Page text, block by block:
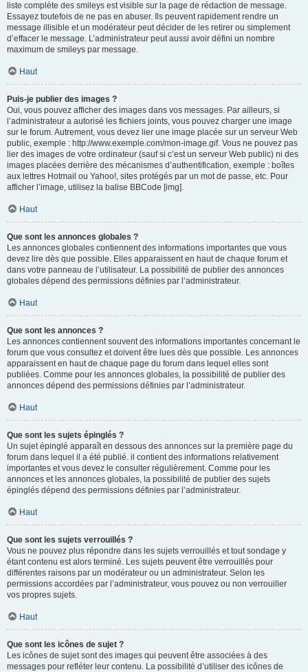
liste complète des smileys est visible sur la page de rédaction de message.
Essayez toutefois de ne pas en abuser. Ils peuvent rapidement rendre un
message illisible et un modérateur peut décider de les retirer ou simplement
d’effacer le message. L’administrateur peut aussi avoir défini un nombre
maximum de smileys par message.
Haut
Puis-je publier des images ?
Oui, vous pouvez afficher des images dans vos messages. Par ailleurs, si
l’administrateur a autorisé les fichiers joints, vous pouvez charger une image
sur le forum. Autrement, vous devez lier une image placée sur un serveur Web
public, exemple : http://www.exemple.com/mon-image.gif. Vous ne pouvez pas
lier des images de votre ordinateur (sauf si c’est un serveur Web public) ni des
images placées derrière des mécanismes d’authentification, exemple : boîtes
aux lettres Hotmail ou Yahoo!, sites protégés par un mot de passe, etc. Pour
afficher l’image, utilisez la balise BBCode [img].
Haut
Que sont les annonces globales ?
Les annonces globales contiennent des informations importantes que vous
devez lire dès que possible. Elles apparaissent en haut de chaque forum et
dans votre panneau de l’utilisateur. La possibilité de publier des annonces
globales dépend des permissions définies par l’administrateur.
Haut
Que sont les annonces ?
Les annonces contiennent souvent des informations importantes concernant le
forum que vous consultez et doivent être lues dès que possible. Les annonces
apparaissent en haut de chaque page du forum dans lequel elles sont
publiées. Comme pour les annonces globales, la possibilité de publier des
annonces dépend des permissions définies par l’administrateur.
Haut
Que sont les sujets épinglés ?
Un sujet épinglé apparaît en dessous des annonces sur la première page du
forum dans lequel il a été publié. il contient des informations relativement
importantes et vous devez le consulter régulièrement. Comme pour les
annonces et les annonces globales, la possibilité de publier des sujets
épinglés dépend des permissions définies par l’administrateur.
Haut
Que sont les sujets verrouillés ?
Vous ne pouvez plus répondre dans les sujets verrouillés et tout sondage y
étant contenu est alors terminé. Les sujets peuvent être verrouillés pour
différentes raisons par un modérateur ou un administrateur. Selon les
permissions accordées par l’administrateur, vous pouvez ou non verrouiller
vos propres sujets.
Haut
Que sont les icônes de sujet ?
Les icônes de sujet sont des images qui peuvent être associées à des
messages pour refléter leur contenu. La possibilité d’utiliser des icônes de